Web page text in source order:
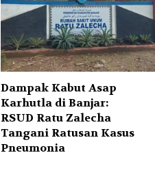
Dampak Kabut Asap
Karhutla di Banjar:
RSUD Ratu Zalecha
Tangani Ratusan Kasus
Pneumonia